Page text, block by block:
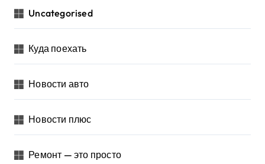
Uncategorised
Куда поехать
Новости авто
Новости плюс
Ремонт — это просто